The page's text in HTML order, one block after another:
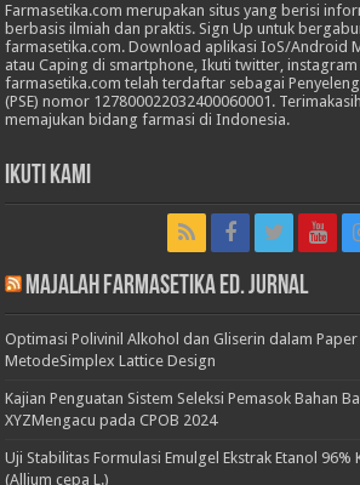
Farmasetika.com merupakan situs yang berisi
berbasis ilmiah dan praktis. Sign Up untuk
farmasetika.com. Download aplikasi IoS/Android
atau Caping di smartphone, Ikuti twitter,
farmasetika.com telah terdaftar sebagai
(PSE) nomor 127800022032400060001.
memajukan bidang farmasi di Indonesia.
Ikuti Kami
Majalah Farmasetika Ed. Jurnal
Optimasi Polivinil Alkohol dan Gliserin dalam
MetodeSimplex Lattice Design
Kajian Penguatan Sistem Seleksi Pemasok Bahan
XYZMengacu pada CPOB 2024
Uji Stabilitas Formulasi Emulgel Ekstrak Etanol 96%
(Allium cepa L.)